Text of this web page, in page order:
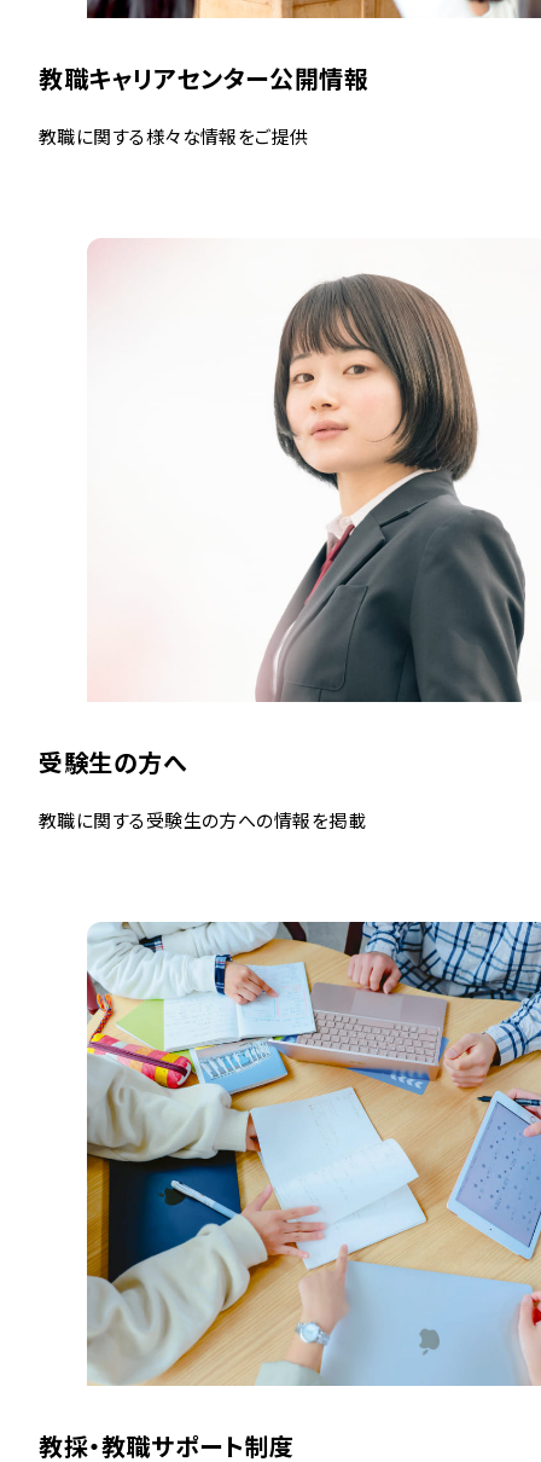
教職キャリアセンター公開情報
教職に関する様々な情報をご提供
受験生の方へ
教職に関する受験生の方への情報を掲載
教採・教職サポート制度